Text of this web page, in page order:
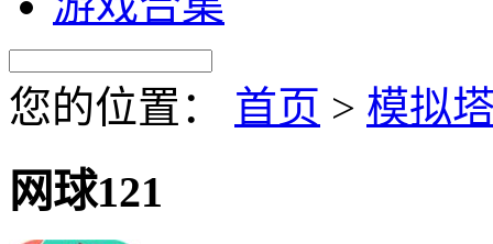
您的位置： 首页 > 模拟
网球121